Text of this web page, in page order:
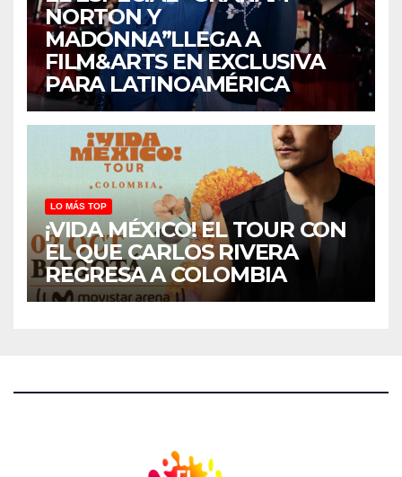
NORTON Y
MADONNA”LLEGA A
FILM&ARTS EN EXCLUSIVA
PARA LATINOAMÉRICA
LO MÁS TOP
¡VIDA MÉXICO! EL TOUR CON
EL QUE CARLOS RIVERA
REGRESA A COLOMBIA